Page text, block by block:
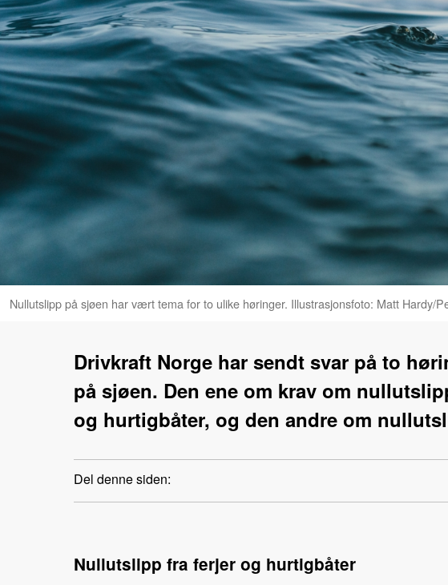
Nullutslipp på sjøen har vært tema for to ulike høringer. Illustrasjonsfoto: Matt Hardy/
Drivkraft Norge har sendt svar på to
på sjøen. Den ene om krav om
og hurtigbåter, og den andre om
Del denne siden:
Nullutslipp fra ferjer og hurtigbåter